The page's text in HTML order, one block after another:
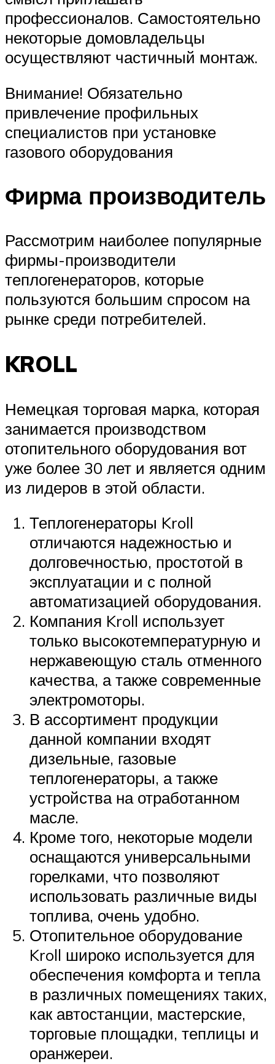
профессионалов. Самостоятельно
некоторые домовладельцы
осуществляют частичный монтаж.
Внимание! Обязательно
привлечение профильных
специалистов при установке
газового оборудования
Фирма производитель
Рассмотрим наиболее популярные
фирмы-производители
теплогенераторов, которые
пользуются большим спросом на
рынке среди потребителей.
KROLL
Немецкая торговая марка, которая
занимается производством
отопительного оборудования вот
уже более 30 лет и является одним
из лидеров в этой области.
Теплогенераторы Kroll
отличаются надежностью и
долговечностью, простотой в
эксплуатации и с полной
автоматизацией оборудования.
Компания Kroll использует
только высокотемпературную и
нержавеющую сталь отменного
качества, а также современные
электромоторы.
В ассортимент продукции
данной компании входят
дизельные, газовые
теплогенераторы, а также
устройства на отработанном
масле.
Кроме того, некоторые модели
оснащаются универсальными
горелками, что позволяют
использовать различные виды
топлива, очень удобно.
Отопительное оборудование
Kroll широко используется для
обеспечения комфорта и тепла
в различных помещениях таких,
как автостанции, мастерские,
торговые площадки, теплицы и
оранжереи.